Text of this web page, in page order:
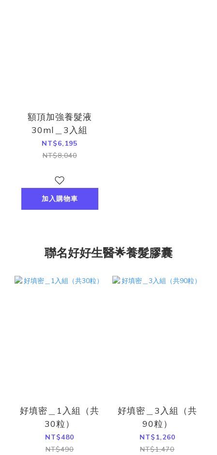
額頂加強養髮液
30ml＿3入組
NT$6,195
NT$8,040
加入購物車
聯名好好生醫🌟養髮膠囊
好填密＿1入組（共
30粒）
NT$480
NT$490
好填密＿3入組（共
90粒）
NT$1,260
NT$1,470